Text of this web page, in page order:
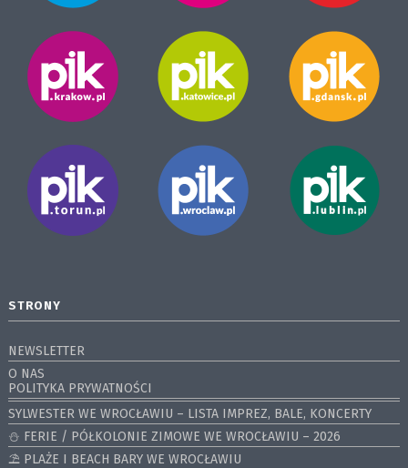
STRONY
NEWSLETTER
O NAS
POLITYKA PRYWATNOŚCI
SYLWESTER WE WROCŁAWIU – LISTA IMPREZ, BALE, KONCERTY
⛄️ FERIE / PÓŁKOLONIE ZIMOWE WE WROCŁAWIU – 2026
⛱️ PLAŻE I BEACH BARY WE WROCŁAWIU